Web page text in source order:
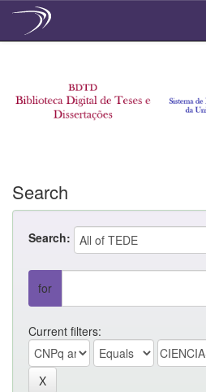
Search
Search:
for
Current filters: